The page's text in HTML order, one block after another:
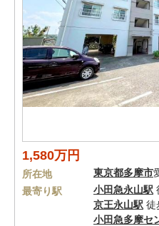
1,580万円
所在地 東京都多摩市
最寄り駅
小田急永山駅
京王永山駅 徒
小田急多摩セ